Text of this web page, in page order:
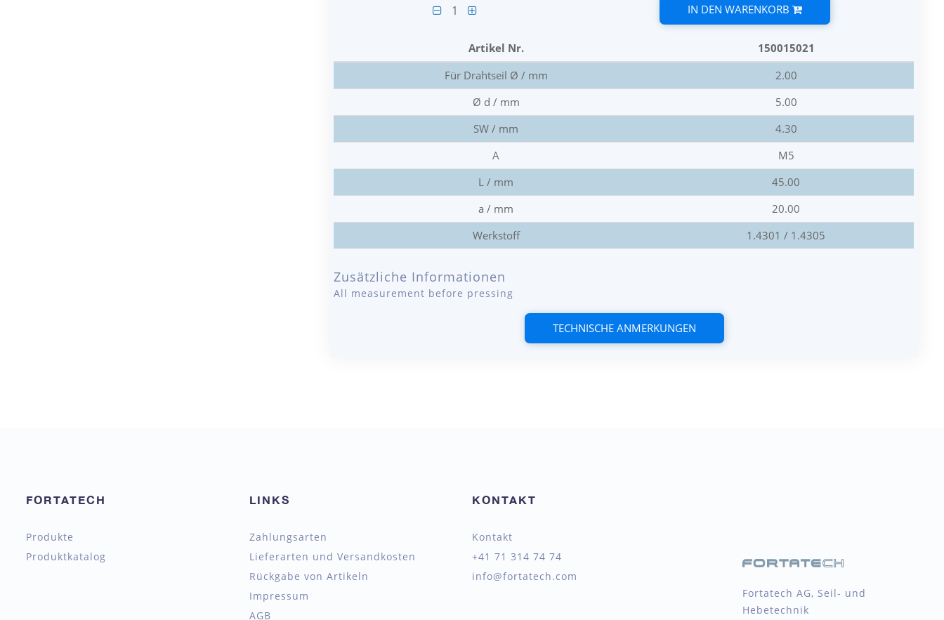
1 IN DEN WARENKORB
Artikel Nr.
150015021
Für Drahtseil Ø / mm
2.00
Ø d / mm
5.00
SW / mm
4.30
A
M5
L / mm
45.00
a / mm
20.00
Werkstoff
1.4301 / 1.4305
Zusätzliche Informationen
All measurement before pressing
TECHNISCHE ANMERKUNGEN
FORTATECH
Produkte
Produktkatalog
LINKS
Zahlungsarten
Lieferarten und Versandkosten
Rückgabe von Artikeln
Impressum
AGB
KONTAKT
Kontakt
+41 71 314 74 74
info@fortatech.com
Fortatech AG, Seil- und
Hebetechnik